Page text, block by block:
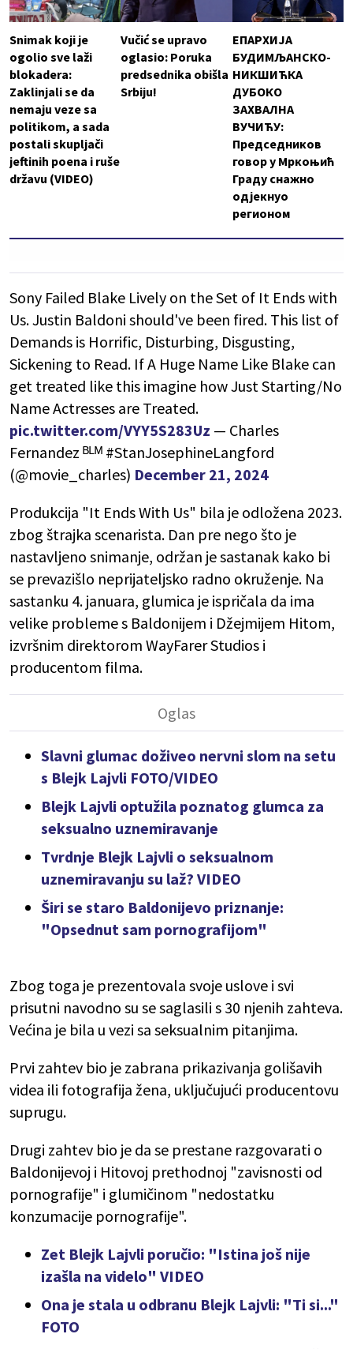
Snimak koji je
ogolio sve laži
blokadera:
Zaklinjali se da
nemaju veze sa
politikom, a sada
postali skupljači
jeftinih poena i ruše
državu (VIDEO)
Vučić se upravo
oglasio: Poruka
predsednika obišla
Srbiju!
ЕПАРХИЈА
БУДИМЉАНСКО-
НИКШИЋКА
ДУБОКО
ЗАХВАЛНА
ВУЧИЋУ:
Председников
говор у Мркоњић
Граду снажно
одјекнуо
регионом
Sony Failed Blake Lively on the Set of It Ends with
Us. Justin Baldoni should've been fired. This list of
Demands is Horrific, Disturbing, Disgusting,
Sickening to Read. If A Huge Name Like Blake can
get treated like this imagine how Just Starting/No
Name Actresses are Treated.
pic.twitter.com/VYY5S283Uz — Charles
Fernandez ᴮᴸᴹ #StanJosephineLangford
(@movie_charles) December 21, 2024
Produkcija "It Ends With Us" bila je odložena 2023.
zbog štrajka scenarista. Dan pre nego što je
nastavljeno snimanje, održan je sastanak kako bi
se prevazišlo neprijateljsko radno okruženje. Na
sastanku 4. januara, glumica je ispričala da ima
velike probleme s Baldonijem i Džejmijem Hitom,
izvršnim direktorom WayFarer Studios i
producentom filma.
Slavni glumac doživeo nervni slom na setu
s Blejk Lajvli FOTO/VIDEO
Blejk Lajvli optužila poznatog glumca za
seksualno uznemiravanje
Tvrdnje Blejk Lajvli o seksualnom
uznemiravanju su laž? VIDEO
Širi se staro Baldonijevo priznanje:
"Opsednut sam pornografijom"
Zbog toga je prezentovala svoje uslove i svi
prisutni navodno su se saglasili s 30 njenih zahteva.
Većina je bila u vezi sa seksualnim pitanjima.
Prvi zahtev bio je zabrana prikazivanja golišavih
videa ili fotografija žena, uključujući producentovu
suprugu.
Drugi zahtev bio je da se prestane razgovarati o
Baldonijevoj i Hitovoj prethodnoj "zavisnosti od
pornografije" i glumičinom "nedostatku
konzumacije pornografije".
Zet Blejk Lajvli poručio: "Istina još nije
izašla na videlo" VIDEO
Ona je stala u odbranu Blejk Lajvli: "Ti si..."
FOTO